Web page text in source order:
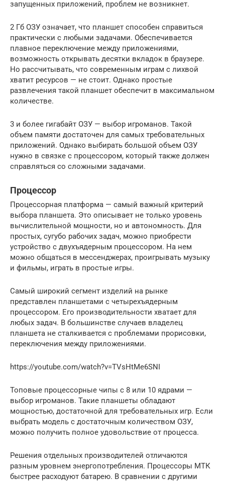
запущенных приложений, проблем не возникнет.
2 Гб ОЗУ означает, что планшет способен справиться
практически с любыми задачами. Обеспечивается
плавное переключение между приложениями,
возможность открывать десятки вкладок в браузере.
Но рассчитывать, что современным играм с лихвой
хватит ресурсов — не стоит. Однако простые
развлечения такой планшет обеспечит в максимальном
количестве.
3 и более гигабайт ОЗУ — выбор игроманов. Такой
объем памяти достаточен для самых требовательных
приложений. Однако выбирать большой объем ОЗУ
нужно в связке с процессором, который также должен
справляться со сложными задачами.
Процессор
Процессорная платформа — самый важный критерий
выбора планшета. Это описывает не только уровень
вычислительной мощности, но и автономность. Для
простых, сугубо рабочих задач, можно приобрести
устройство с двухъядерным процессором. На нем
можно общаться в мессенджерах, проигрывать музыку
и фильмы, играть в простые игры.
Самый широкий сегмент изделий на рынке
представлен планшетами с четырехъядерным
процессором. Его производительности хватает для
любых задач. В большинстве случаев владелец
планшета не сталкивается с проблемами прорисовки,
переключения между приложениями.
https://youtube.com/watch?v=TVsHtMe6SNI
Топовые процессорные чипы с 8 или 10 ядрами —
выбор игроманов. Такие планшеты обладают
мощностью, достаточной для требовательных игр. Если
выбрать модель с достаточным количеством ОЗУ,
можно получить полное удовольствие от процесса.
Решения отдельных производителей отличаются
разным уровнем энергопотребления. Процессоры МТК
быстрее расходуют батарею. В сравнении с другими